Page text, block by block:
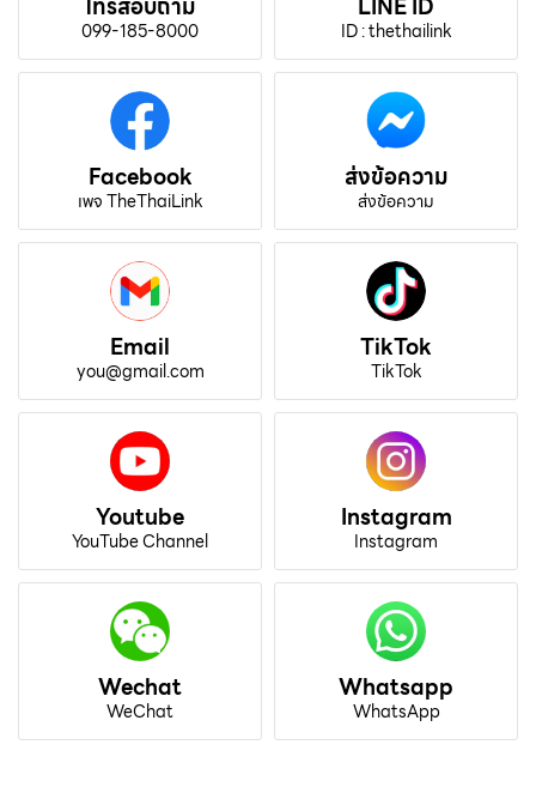
099-185-8000 ID : thethailink
Facebook
เพจ TheThaiLink
ส่งข้อความ
ส่งข้อความ
Email
you@gmail.com
TikTok
TikTok
Youtube
YouTube Channel
Instagram
Instagram
Wechat
WeChat
Whatsapp
WhatsApp